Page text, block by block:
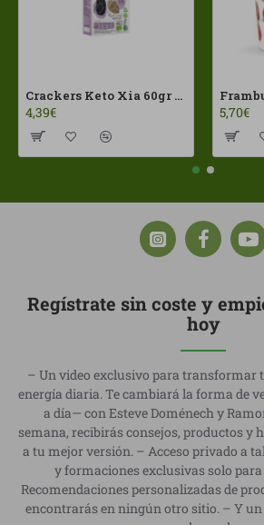
Crackers Keto Xia 60gr Joice Foods ECO
4,39€ 5,70€
Regístrate sin coste y
hoy
– Un video exclusivo para transformar
energía diaria. Te cambiará la forma de
a día— con Esteve Doménech y
semana, recibirás consejos, productos y
a tu mejor versión. – Acceso privado a
y formaciones exclusivas solo
Recomendaciones personalizadas de
encontrarás en ningún otro sitio. – Y